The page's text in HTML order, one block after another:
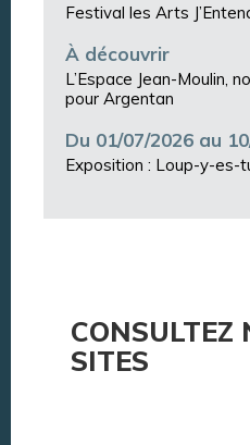
Festival les Arts
À découvrir
L’Espace Jean-Moulin,
pour Argentan
Du 01/07/2026 au
Exposition : Loup-y-es-
CONSULTEZ
SITES